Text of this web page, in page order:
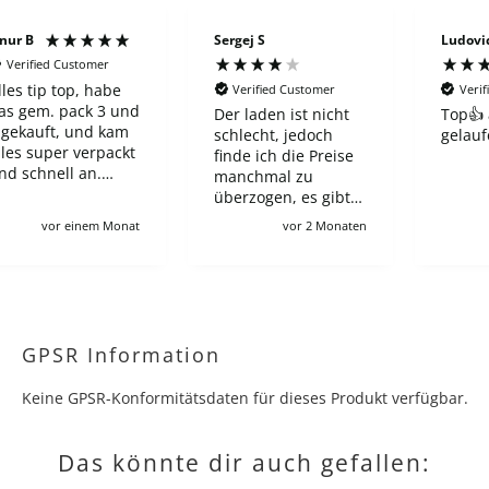
S
Verified Customer
laden ist nicht
jedoch
ich die Preise
zu
bei den ein
leider :/
usw
kompletten
vor 2 Monaten
Ludovica B
Verified Customer
Top👍 alles gut
gelaufen
vor 3 Monaten
Vasili N
Gute
super
GPSR Information
Keine GPSR-Konformitätsdaten für dieses Produkt verfügbar.
Das könnte dir auch gefallen: